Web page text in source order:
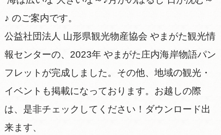
♪ のご案内です。
公益社団法人 山形県観光物産協会 やまがた観光情
報センターの、2023年 やまがた庄内海岸物語パン
フレットが完成しました。その他、地域の観光・
イベントも掲載になっております。お越しの際
は、是非チェックしてください！ダウンロード出
来ます、